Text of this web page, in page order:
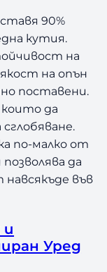
90%
кутия.
на
на опън
поставени.
да
по-малко от
да
във
Уред